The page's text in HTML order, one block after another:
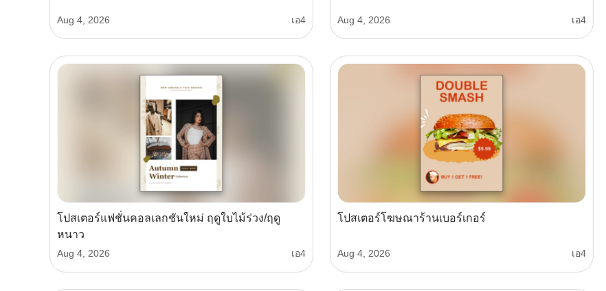
Aug 4, 2026 เอ4 Aug 4, 2026 เอ4
โปสเตอร์แฟชั่นคอลเลกชันใหม่ ฤดูใบไม้ร่วง/ฤดู
หนาว
Aug 4, 2026 เอ4
โปสเตอร์โฆษณาร้านเบอร์เกอร์
Aug 4, 2026 เอ4